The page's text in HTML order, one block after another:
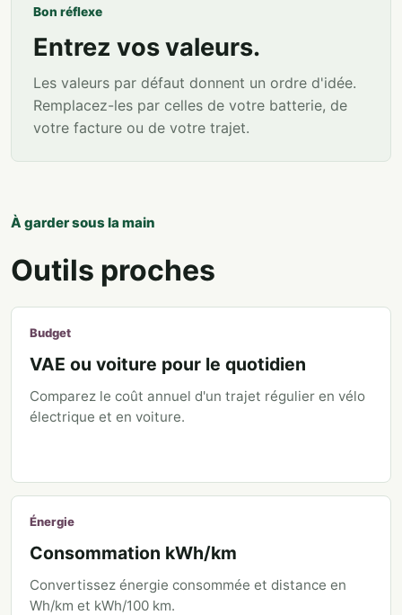
Bon réflexe
Entrez vos valeurs.
Les valeurs par défaut donnent un ordre d'idée.
Remplacez-les par celles de votre batterie, de
votre facture ou de votre trajet.
À garder sous la main
Outils proches
Budget
VAE ou voiture pour le quotidien
Comparez le coût annuel d'un trajet régulier en vélo
électrique et en voiture.
Énergie
Consommation kWh/km
Convertissez énergie consommée et distance en
Wh/km et kWh/100 km.